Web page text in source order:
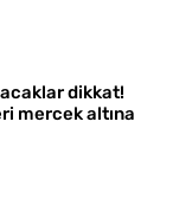
dikkat!
mercek altına